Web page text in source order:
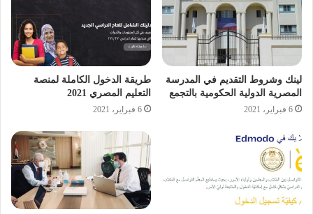
ومن جهته، أعرب أولي بيكا هاينونين المدير العام لـ “البكالوريا
الدولية” عن سعادته بالتعاون مع وزارة التربية والتعليم والتعليم
لينك وشروط التقديم في المدرسة
المصرية الدولية الحكومية بالتجمع
6 فبراير، 2021
طريقة الدخول الكاملة لمنصة
التعليم المصري 2021
6 فبراير، 2021